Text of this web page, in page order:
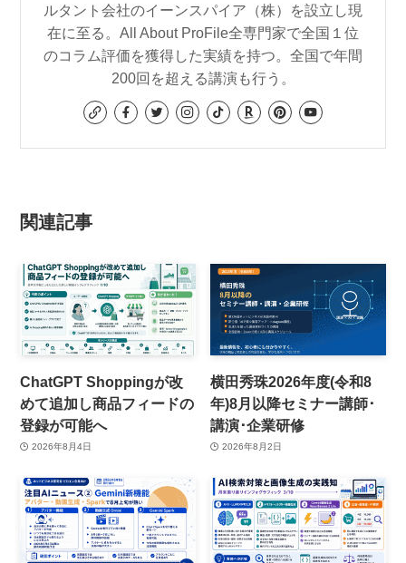
ルタント会社のイーンスパイア（株）を設立し現
在に至る。All About ProFile全専門家で全国１位
のコラム評価を獲得した実績を持つ。全国で年間
200回を超える講演も行う。
関連記事
ChatGPT Shoppingが改
めて追加し商品フィードの
登録が可能へ
2026年8月4日
横田秀珠2026年度(令和8
年)8月以降セミナー講師･
講演･企業研修
2026年8月2日